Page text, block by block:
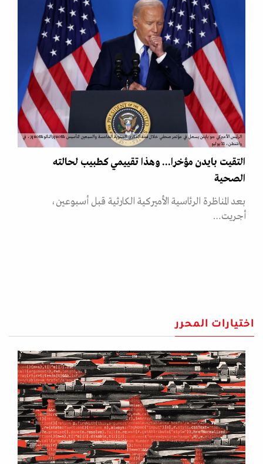
الرئيس الأميركي جو بايدن يسعل في مؤتمر صحفي خلال قمة الذكرى السنوية الخامسة والسبعين لتأسيس &quot;الناتو&quot;، في
واشنطن، 11 يوليو
التقيت بايدن مؤخرا... وهذا تقييمي كطبيب لحالته
الصحية
بعد المناظرة الرئاسية الأميركية الكارثية قبل أسبوعين،
أجريت…
اختيارات المحرر